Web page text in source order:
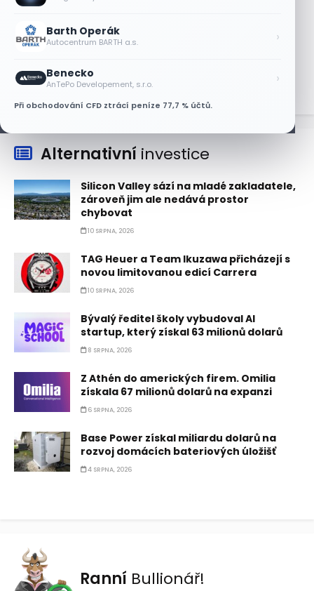
Barth Operák
Autocentrum BARTH a.s. ›
Benecko
AnTePo Developement, s.r.o. ›
Při obchodování CFD ztrácí peníze 77,7 % účtů.
Etsy překonala odhady tržeb, objem
prodejů vzrostl meziročně o 7,5 %
Alternativní investice
Silicon Valley sází na mladé zakladatele,
zároveň jim ale nedává prostor
chybovat
10 SRPNA, 2026
TAG Heuer a Team Ikuzawa přicházejí s
novou limitovanou edicí Carrera
10 SRPNA, 2026
Bývalý ředitel školy vybudoval AI
startup, který získal 63 milionů dolarů
8 SRPNA, 2026
Z Athén do amerických firem. Omilia
získala 67 milionů dolarů na expanzi
6 SRPNA, 2026
Base Power získal miliardu dolarů na
rozvoj domácích bateriových úložišť
4 SRPNA, 2026
Ranní Bullionář!